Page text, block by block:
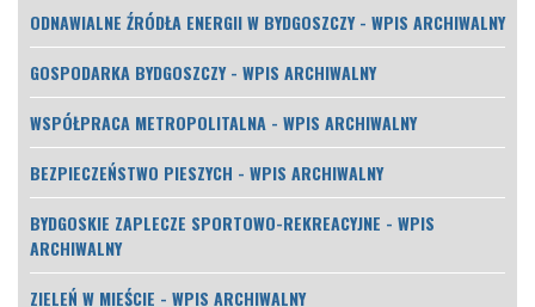
ODNAWIALNE ŹRÓDŁA ENERGII W BYDGOSZCZY - WPIS ARCHIWALNY
GOSPODARKA BYDGOSZCZY - WPIS ARCHIWALNY
WSPÓŁPRACA METROPOLITALNA - WPIS ARCHIWALNY
BEZPIECZEŃSTWO PIESZYCH - WPIS ARCHIWALNY
BYDGOSKIE ZAPLECZE SPORTOWO-REKREACYJNE - WPIS
ARCHIWALNY
ZIELEŃ W MIEŚCIE - WPIS ARCHIWALNY